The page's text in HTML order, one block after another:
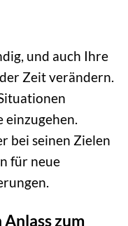
und auch Ihre
Zeit verändern.
einzugehen.
bei seinen Zielen
für neue
zum